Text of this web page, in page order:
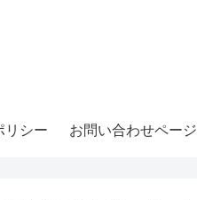
リシー お問い合わせページ